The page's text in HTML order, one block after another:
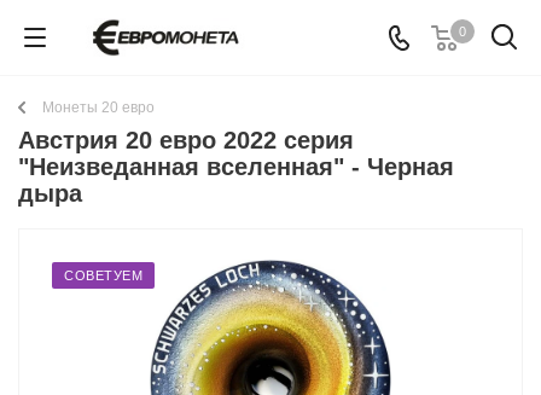
0
Монеты 20 евро
Австрия 20 евро 2022 серия
"Неизведанная вселенная" - Черная
дыра
СОВЕТУЕМ